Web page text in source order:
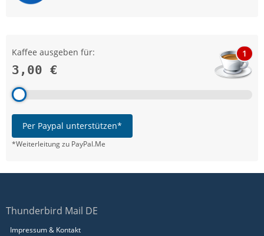
Kaffee ausgeben für:
3,00 €
1
Per Paypal unterstützen*
*Weiterleitung zu PayPal.Me
Thunderbird Mail DE
Impressum & Kontakt